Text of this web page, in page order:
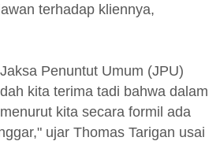
terhadap kliennya,
Penuntut Umum (JPU)
kita terima tadi bahwa dalam
kita secara formil ada
ujar Thomas Tarigan usai